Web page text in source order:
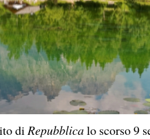
di Repubblicalo scorso 9